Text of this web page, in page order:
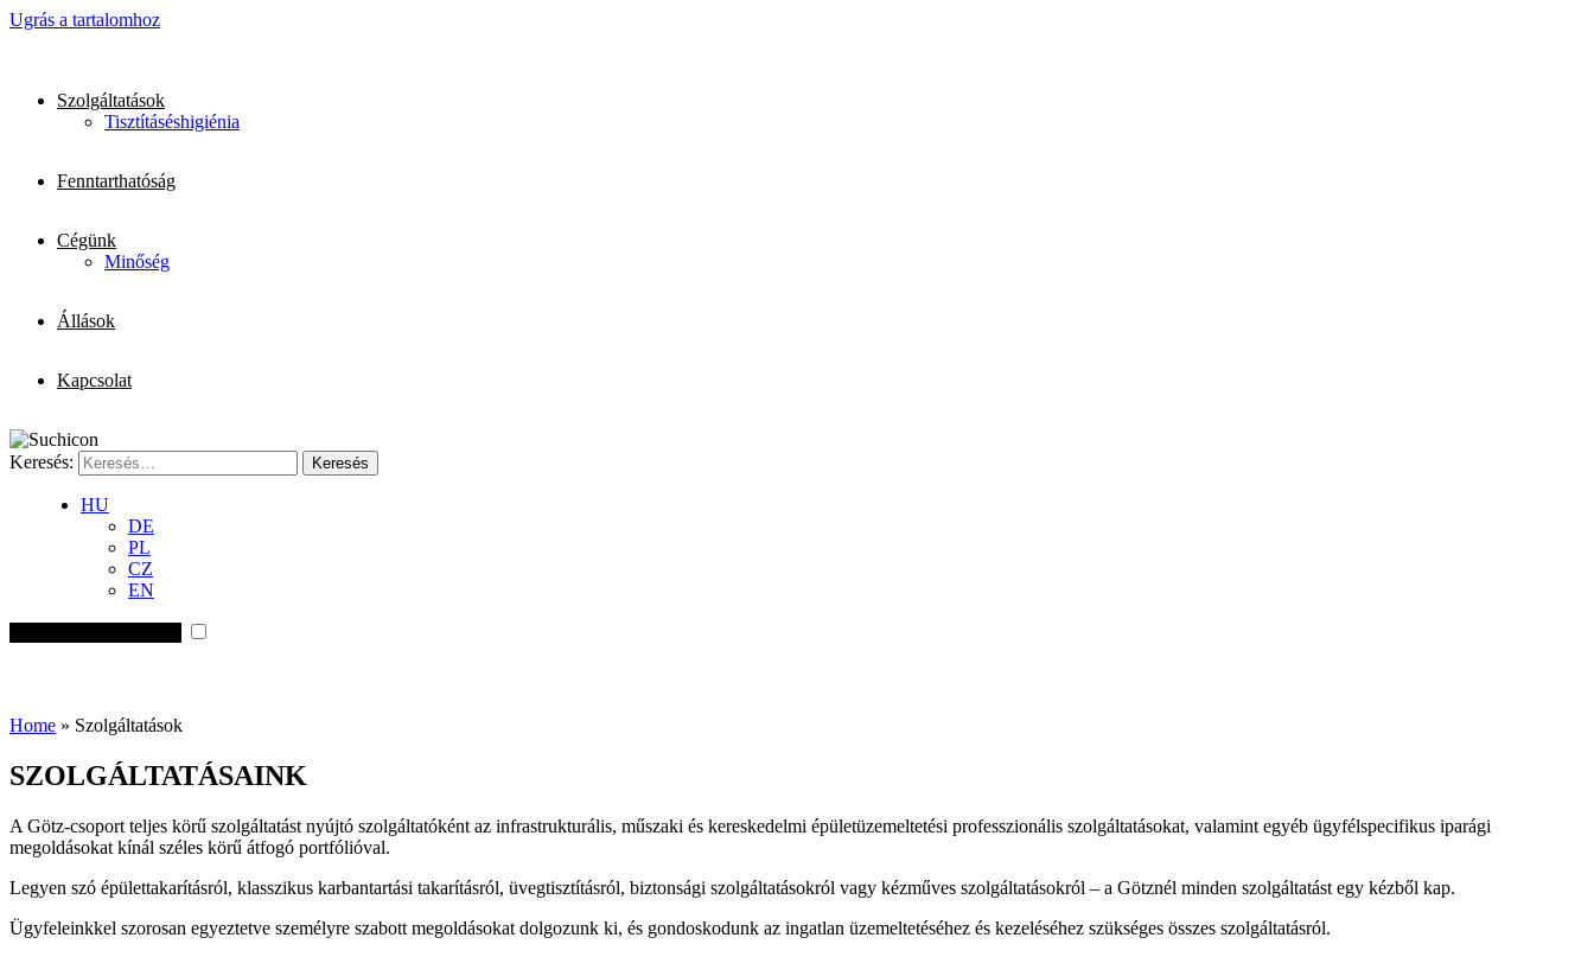
Ugrás a tartalomhoz
Szolgáltatások
Tisztításéshigiénia
Fenntarthatóság
Cégünk
Minőség
Állások
Kapcsolat
Keresés:
HU
DE
PL
CZ
EN
Home » Szolgáltatások
SZOLGÁLTATÁSAINK
A Götz-csoport teljes körű szolgáltatást nyújtó szolgáltatóként az infrastrukturális, műszaki és kereskedelmi épületüzemeltetési professzionális szolgáltatásokat, valamint egyéb ügyfélspecifikus iparági
megoldásokat kínál széles körű átfogó portfólióval.
Legyen szó épülettakarításról, klasszikus karbantartási takarításról, üvegtisztításról, biztonsági szolgáltatásokról vagy kézműves szolgáltatásokról – a Götznél minden szolgáltatást egy kézből kap.
Ügyfeleinkkel szorosan egyeztetve személyre szabott megoldásokat dolgozunk ki, és gondoskodunk az ingatlan üzemeltetéséhez és kezeléséhez szükséges összes szolgáltatásról.